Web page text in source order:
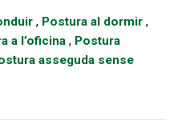
, Postura al dormir ,
a l’oficina , Postura
asseguda sense